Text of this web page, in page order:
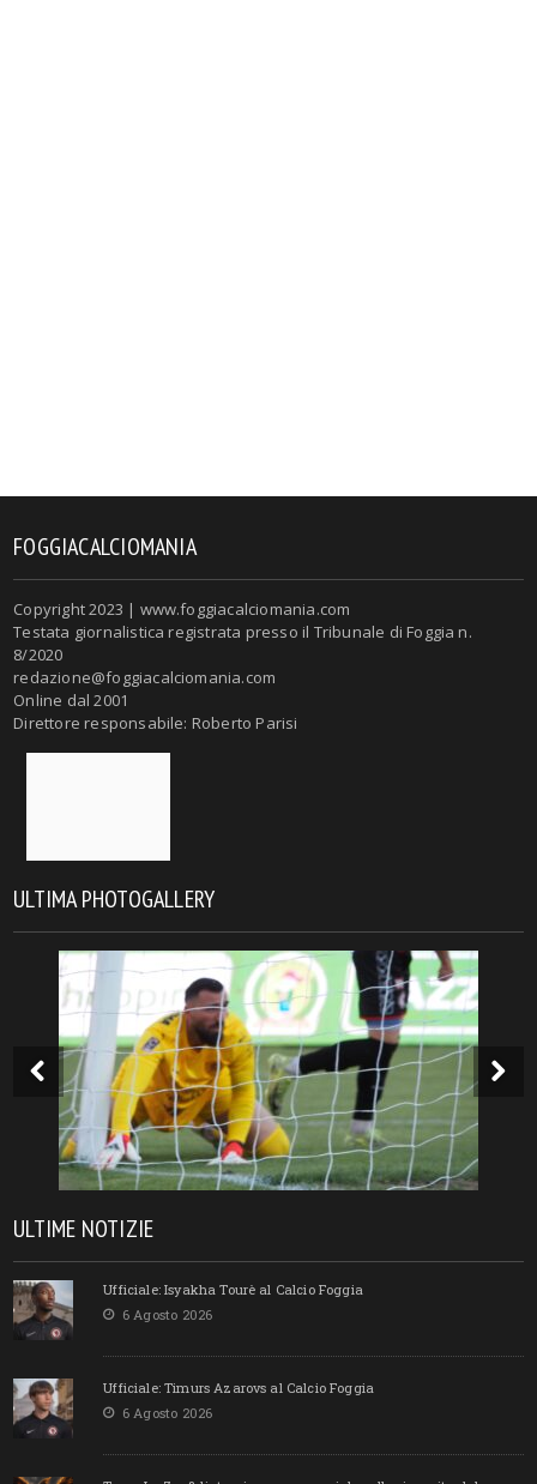
FOGGIACALCIOMANIA
Copyright 2023 | www.foggiacalciomania.com
Testata giornalistica registrata presso il Tribunale di Foggia n.
8/2020
redazione@foggiacalciomania.com
Online dal 2001
Direttore responsabile: Roberto Parisi
ULTIMA PHOTOGALLERY
ULTIME NOTIZIE
Ufficiale: Isyakha Tourè al Calcio Foggia
6 Agosto 2026
Ufficiale: Timurs Azarovs al Calcio Foggia
6 Agosto 2026